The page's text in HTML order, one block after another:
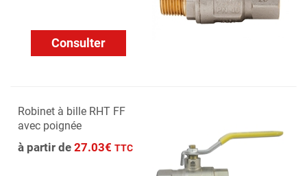
Consulter
Robinet à bille RHT FF
avec poignée
à partir de 27.03€ TTC